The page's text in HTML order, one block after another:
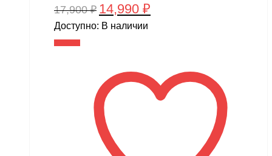
17,900₽ Первоначальная
цена
14,990 ₽
Доступно: В наличии